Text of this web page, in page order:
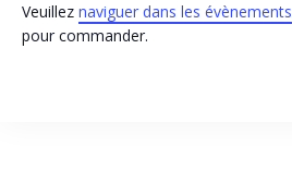
Veuillez naviguer dans les évènements
pour commander.